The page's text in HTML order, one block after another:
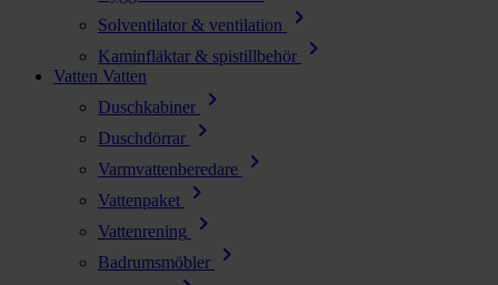
Solventilator & ventilation chevron_right
Kaminfläktar & spistillbehör chevron_right
Vatten Vatten
Duschkabiner
chevron_right
Duschdörrar chevron_right
Varmvattenberedare chevron_right
Vattenpaket chevron_right
Vattenrening chevron_right
Badrumsmöbler chevron_right